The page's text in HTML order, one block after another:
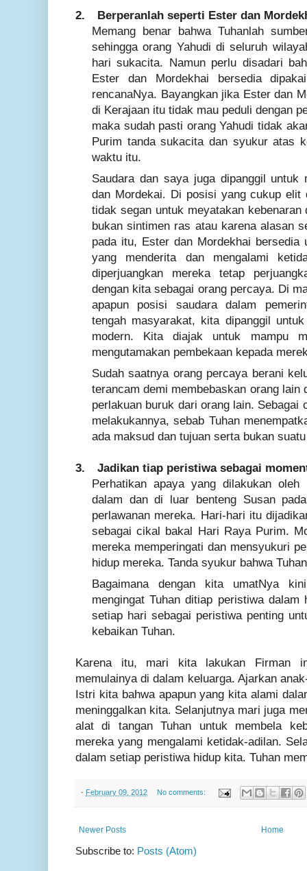
2.
Berperanlah seperti Ester dan
Memang benar bahwa Tuhanlah
sehingga orang Yahudi di seluruh
hari sukacita. Namun perlu disadari
Ester dan Mordekhai bersedia
rencanaNya. Bayangkan jika Ester dan
di Kerajaan itu tidak mau peduli dengan
maka sudah pasti orang Yahudi tidak
Purim tanda sukacita dan syukur atas
waktu itu.
Saudara dan saya juga dipanggil untuk
dan Mordekai. Di posisi yang cukup elit
tidak segan untuk meyatakan
bukan sintimen ras atau karena alasan
pada itu, Ester dan Mordekhai bersedia
yang menderita dan mengalami
diperjuangkan mereka tetap
dengan kita sebagai orang percaya. Di
apapun posisi saudara dalam
tengah masyarakat, kita dipanggil
modern. Kita diajak untuk mampu
mengutamakan pembekaan kepada
Sudah saatnya orang percaya berani
terancam demi membebaskan orang lain
perlakuan buruk dari orang lain. Sebagai
melakukannya, sebab Tuhan
ada maksud dan tujuan serta bukan
3.
Jadikan tiap peristiwa sebagai
Perhatikan apaya yang dilakukan
dalam dan di luar benteng Susan
perlawanan mereka. Hari-hari itu
sebagai cikal bakal Hari Raya Purim.
mereka memperingati dan mensyukuri
hidup mereka. Tanda syukur bahwa
Bagaimana dengan kita umatNya
mengingat Tuhan ditiap peristiwa
setiap hari sebagai peristiwa penting
kebaikan Tuhan.
Karena itu, mari kita lakukan Firman
memulainya di dalam keluarga. Ajarkan
Istri kita bahwa apapun yang kitaalami
meninggalkan kita. Selanjutnya mari juga
alat di tangan Tuhan untuk membela
mereka yang mengalami ketidak-adilan.
dalam setiap peristiwa hidup kita. Tuhan
- February 09, 2012 No comments:
Newer Posts Home
Subscribe to: Posts (Atom)